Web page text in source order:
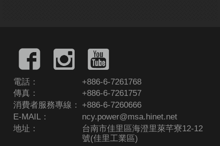
電話：
+886-6-7261768
傳真：
+886-6-7261757
消費者服務專線：
+886-6-7260666
E-MAIL：
ncy.power@msa.hinet.net
地址：
台南市佳里區海澄里萊芊寮12-12
號(佳里工業區)